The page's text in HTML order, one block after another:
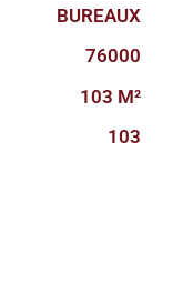
BUREAUX
76000
103 M²
103